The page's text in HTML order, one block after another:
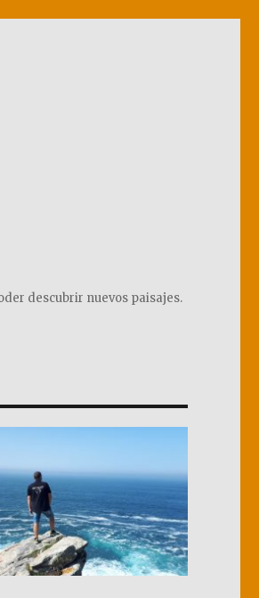
descubrir nuevos paisajes.